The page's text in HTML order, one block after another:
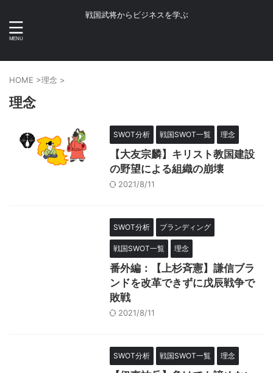
戦国武将からビジネスを学ぶ
HOME >理念 >
理念
SWOT分析 戦国SWOT一覧 理念
【大友宗麟】キリスト教国建設
の野望による組織の崩壊
2021/8/11
SWOT分析 ブランディング
戦国SWOT一覧 理念
番外編：【上杉斉憲】謙信ブラ
ンドを改革できずに戊辰戦争で
敗戦
2021/8/11
SWOT分析 戦国SWOT一覧 理念